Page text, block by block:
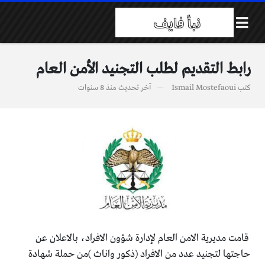
رابط التقديم لطلب التجنيد الأمن العام
كتبIsmail Mostefaoui آخر تحديث منذ 8 سنوات
قامت مديرية الامن العاملإدارة شؤون الافراد، بالاعلان عن
حاجتها لتجنيد عدد من الافراد (ذكور واناث )من حملة شهادة